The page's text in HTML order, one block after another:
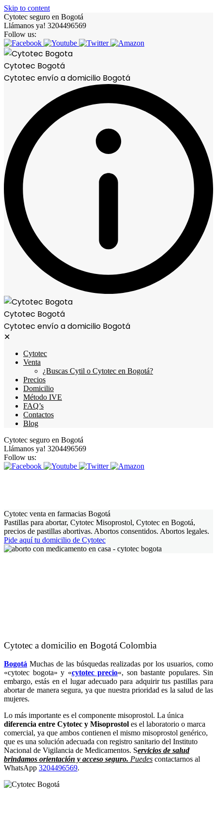
Skip to content
Cytotec seguro en Bogotá
Llámanos ya! 3204496569
Follow us:
Cytotec Bogotá
Cytotec envío a domicilio Bogotá
Cytotec Bogotá
Cytotec envío a domicilio Bogotá
✕
Cytotec
Venta
¿Buscas Cytil o Cytotec en Bogotá?
Precios
Domicilio
Método IVE
FAQ’s
Contactos
Blog
Cytotec seguro en Bogotá
Llámanos ya! 3204496569
Follow us:
Cytotec venta en farmacias Bogotá
Pastillas para abortar, Cytotec Misoprostol, Cytotec en Bogotá,
precios de pastillas abortivas. Abortos consentidos. Abortos legales.
Pide aquí tu domicilio de Cytotec
Cytotec a domicilio en Bogotá Colombia
Bogotá Muchas de las búsquedas realizadas por los usuarios, como
«cytotec bogota» y «cytotec precio«, son bastante populares. Sin
embargo, estás en el lugar adecuado para adquirir tus pastillas para
abortar de manera segura, ya que nuestra prioridad es la salud de las
mujeres.
Lo más importante es el componente misoprostol. La única
diferencia entre Cytotec y Misoprostol es el laboratorio o marca
comercial, ya que ambos contienen el mismo misoprostol genérico,
que es una solución adecuada con registro sanitario del Instituto
Nacional de Vigilancia de Medicamentos. Servicios de salud
brindamos orientación y acceso seguro. Puedes contactarnos al
WhatsApp 3204496569.